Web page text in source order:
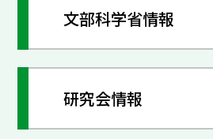
文部科学省情報
研究会情報